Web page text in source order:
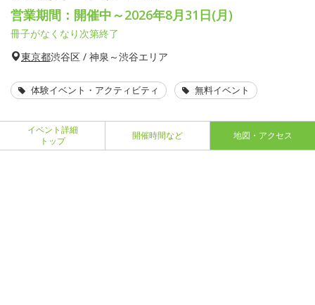
営業期間：開催中～2026年8月31日(月)
冊子がなくなり次第終了
東京都渋谷区 / 神泉～渋谷エリア
体験イベント・アクティビティ 無料イベント
イベント詳細
トップ
開催時間など 地図・アクセス